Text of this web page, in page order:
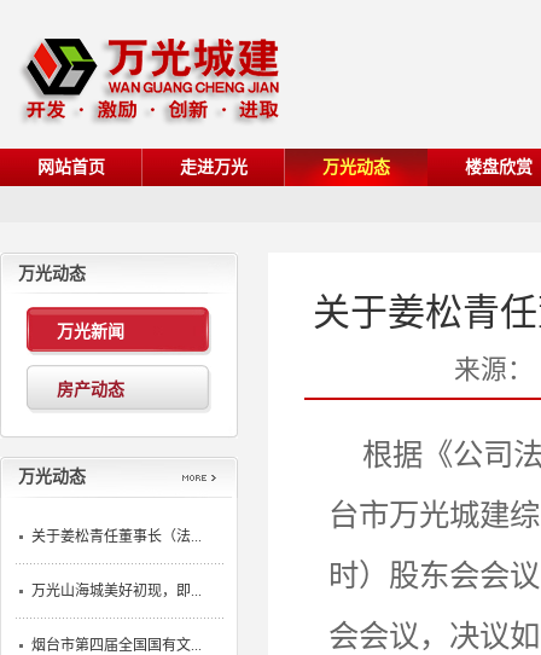
网站首页 走进万光 万光动态 楼盘欣赏
万光动态
万光新闻
房产动态
万光动态
关于姜松青任董事长（法...
万光山海城美好初现，即...
烟台市第四届全国国有文...
关于姜松青
来源：
根据《公司
台市万光城建
时）股东会会
会会议，决议